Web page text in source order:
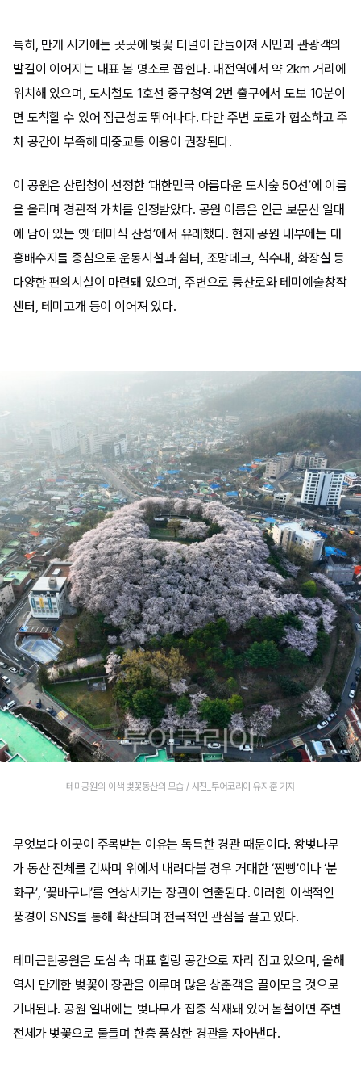
특히, 만개 시기에는 곳곳에 벚꽃 터널이 만들어져 시민과 관광객의
발길이 이어지는 대표 봄 명소로 꼽힌다. 대전역에서 약 2km 거리에
위치해 있으며, 도시철도 1호선 중구청역 2번 출구에서 도보 10분이
면 도착할 수 있어 접근성도 뛰어나다. 다만 주변 도로가 협소하고 주
차 공간이 부족해 대중교통 이용이 권장된다.
이 공원은 산림청이 선정한 ‘대한민국 아름다운 도시숲 50선’에 이름
을 올리며 경관적 가치를 인정받았다. 공원 이름은 인근 보문산 일대
에 남아 있는 옛 ‘테미식 산성’에서 유래했다. 현재 공원 내부에는 대
흥배수지를 중심으로 운동시설과 쉼터, 조망데크, 식수대, 화장실 등
다양한 편의시설이 마련돼 있으며, 주변으로 등산로와 테미예술창작
센터, 테미고개 등이 이어져 있다.
테미공원의 이색 벚꽃동산의 모습 / 사진_투어코리아 유지훈 기자
무엇보다 이곳이 주목받는 이유는 독특한 경관 때문이다. 왕벚나무
가 동산 전체를 감싸며 위에서 내려다볼 경우 거대한 ‘찐빵’이나 ‘분
화구’, ‘꽃바구니’를 연상시키는 장관이 연출된다. 이러한 이색적인
풍경이 SNS를 통해 확산되며 전국적인 관심을 끌고 있다.
테미근린공원은 도심 속 대표 힐링 공간으로 자리 잡고 있으며, 올해
역시 만개한 벚꽃이 장관을 이루며 많은 상춘객을 끌어모을 것으로
기대된다. 공원 일대에는 벚나무가 집중 식재돼 있어 봄철이면 주변
전체가 벚꽃으로 물들며 한층 풍성한 경관을 자아낸다.